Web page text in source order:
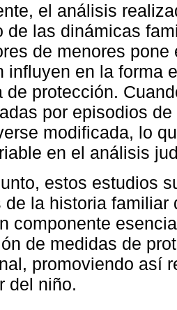
el análisis
de las dinámicas
de menores
influyen en la forma
de protección.
por episodios
modificada, lo
en el análisis
estos estudios
de la historia
componente
de medidas de
promoviendo así
del niño.